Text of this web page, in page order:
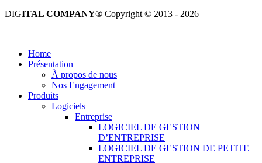
DIGITAL COMPANY® Copyright © 2013 - 2026
Home
Présentation
À propos de nous
Nos Engagement
Produits
Logiciels
Entreprise
LOGICIEL DE GESTION
D’ENTREPRISE
LOGICIEL DE GESTION DE PETITE
ENTREPRISE